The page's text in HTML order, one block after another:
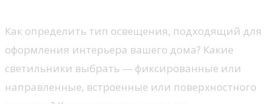
Как определить тип освещения, подходящий для
оформления интерьера вашего дома? Какие
светильники выбрать — фиксированные или
направленные, встроенные или поверхностного